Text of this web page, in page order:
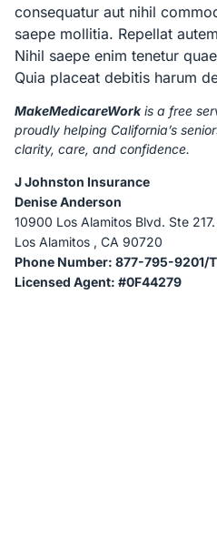
consequatur aut nihil
saepe mollitia. Repellat
Nihil saepe enim tenetur
Quia placeat debitis harum
MakeMedicareWorkis a free
proudly helping California’s
clarity, care, and confidence.
J Johnston Insurance
Denise Anderson
10900 Los Alamitos Blvd. Ste 217.
Los Alamitos , CA 90720
Phone Number: 877-795-9201/
Licensed Agent: #0F44279